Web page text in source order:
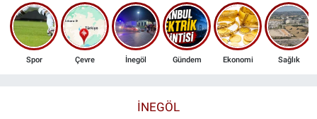
Spor Çevre İnegöl Gündem Ekonomi Sağlık
İNEGÖL
3.SAYFA
Trafik Durumu